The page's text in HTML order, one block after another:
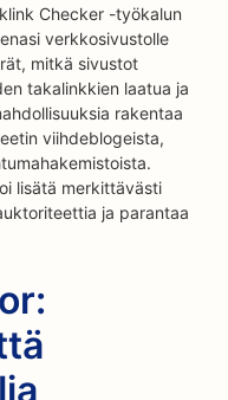
Checker -työkalun
verkkosivustolle
mitkä sivustot
takalinkkien laatua ja
rakentaa
viihdeblogeista,
lisätä merkittävästi
ja parantaa